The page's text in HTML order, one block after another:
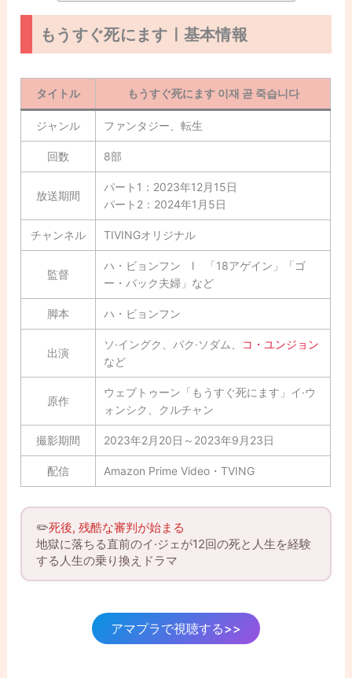
もうすぐ死にますㅣ基本情報
タイトル もうすぐ死にます 이재 곧 죽습니다
ジャンル ファンタジー、転生
回数 8部
放送期間
パート1：2023年12月15日
パート2：2024年1月5日
チャンネル TIVINGオリジナル
監督
ハ・ビョンフン l 「18アゲイン」「ゴ
ー・バック夫婦」など
脚本 ハ・ビョンフン
出演
ソ·イングク、パク·ソダム、
コ・ユンジョン
など
原作
ウェブトゥーン「もうすぐ死にます」イ·ウ
ォンシク、クルチャン
撮影期間 2023年2月20日～2023年9月23日
配信 Amazon Prime Video・TVING
✏️死後, 残酷な審判が始まる
地獄に落ちる直前のイ·ジェが12回の死と人生を経験
する人生の乗り換えドラマ
アマプラで視聴する>>